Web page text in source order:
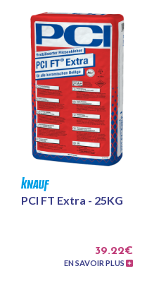
PCI FT Extra - 25KG
39.22€
EN SAVOIR PLUS